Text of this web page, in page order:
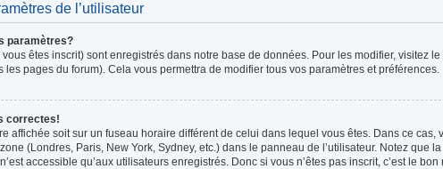
de l’utilisateur
paramètres?
êtes inscrit) sont enregistrés dans notre base de données. Pour les modifier, visitez le
les pages du forum). Cela vous permettra de modifier tous vos paramètres et préférences.
correctes!
affichée soit sur un fuseau horaire différent de celui dans lequel vous êtes. Dans ce
(Londres, Paris, New York, Sydney, etc.) dans le panneau de l’utilisateur. Notez que
accessible qu’aux utilisateurs enregistrés. Donc si vous n’êtes pas inscrit, c’est le